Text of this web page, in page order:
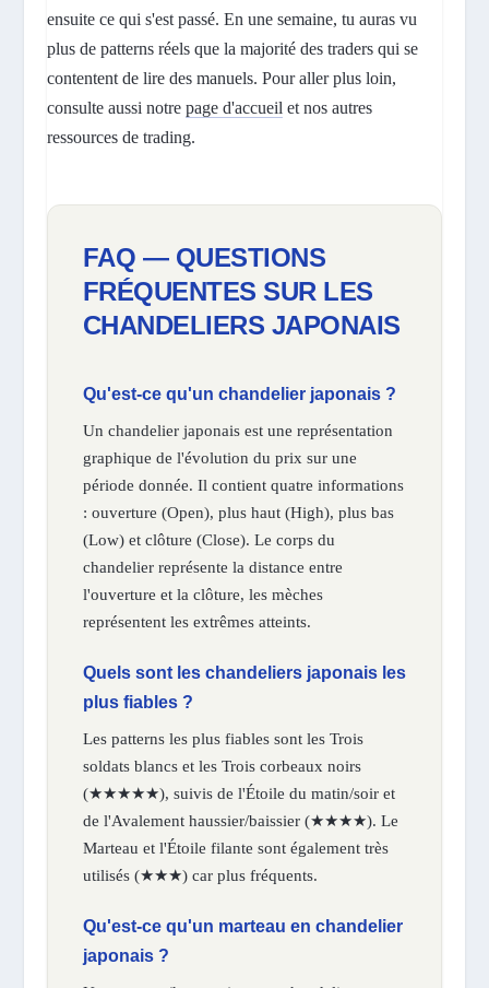
ensuite ce qui s'est passé. En une semaine, tu auras vu
plus de patterns réels que la majorité des traders qui se
contentent de lire des manuels. Pour aller plus loin,
consulte aussi notre page d'accueil et nos autres
ressources de trading.
FAQ — QUESTIONS
FRÉQUENTES SUR LES
CHANDELIERS JAPONAIS
Qu'est-ce qu'un chandelier japonais ?
Un chandelier japonais est une représentation
graphique de l'évolution du prix sur une
période donnée. Il contient quatre informations
: ouverture (Open), plus haut (High), plus bas
(Low) et clôture (Close). Le corps du
chandelier représente la distance entre
l'ouverture et la clôture, les mèches
représentent les extrêmes atteints.
Quels sont les chandeliers japonais les
plus fiables ?
Les patterns les plus fiables sont les Trois
soldats blancs et les Trois corbeaux noirs
(★★★★★), suivis de l'Étoile du matin/soir et
de l'Avalement haussier/baissier (★★★★). Le
Marteau et l'Étoile filante sont également très
utilisés (★★★) car plus fréquents.
Qu'est-ce qu'un marteau en chandelier
japonais ?